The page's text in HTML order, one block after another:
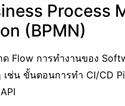
Process
(BPMN)
ด Flow การทำงานของ
เช่น ขั้นตอนการทำ CI/CD